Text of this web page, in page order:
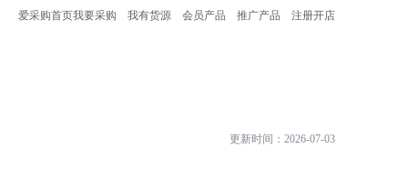
爱采购首页我要采购 我有货源 会员产品 推广产品 注册开店
更新时间：2026-07-03